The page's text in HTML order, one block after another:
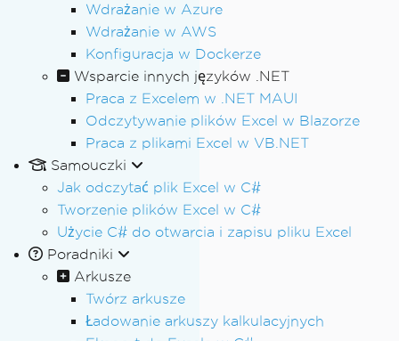
Wdrażanie w Azure
Wdrażanie w AWS
Konfiguracja w Dockerze
Wsparcie innych języków .NET
Praca z Excelem w .NET MAUI
Odczytywanie plików Excel w Blazorze
Praca z plikami Excel w VB.NET
Samouczki
Jak odczytać plik Excel w C#
Tworzenie plików Excel w C#
Użycie C# do otwarcia i zapisu pliku Excel
Poradniki
Arkusze
Twórz arkusze
Ładowanie arkuszy kalkulacyjnych